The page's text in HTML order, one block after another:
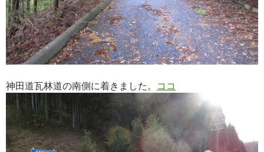
神田道瓦林道の南側に着きました。 ココ